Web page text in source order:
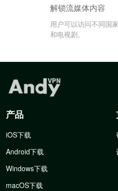
解锁流媒体内容
用户可以访问不同国
和电视剧。
产品
iOS下载
Android下载
Windows下载
macOS下载